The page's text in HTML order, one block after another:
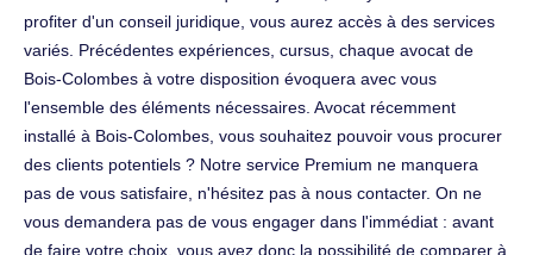
profiter d'un conseil juridique, vous aurez accès à des services
variés. Précédentes expériences, cursus, chaque avocat de
Bois-Colombes à votre disposition évoquera avec vous
l'ensemble des éléments nécessaires. Avocat récemment
installé à Bois-Colombes, vous souhaitez pouvoir vous procurer
des clients potentiels ? Notre service Premium ne manquera
pas de vous satisfaire, n'hésitez pas à nous contacter. On ne
vous demandera pas de vous engager dans l'immédiat : avant
de faire votre choix, vous avez donc la possibilité de comparer à